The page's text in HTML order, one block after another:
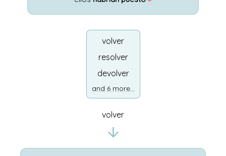
volver
resolver
devolver
and 6 more...
volver